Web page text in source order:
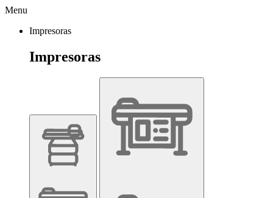
Menu
Impresoras
Impresoras